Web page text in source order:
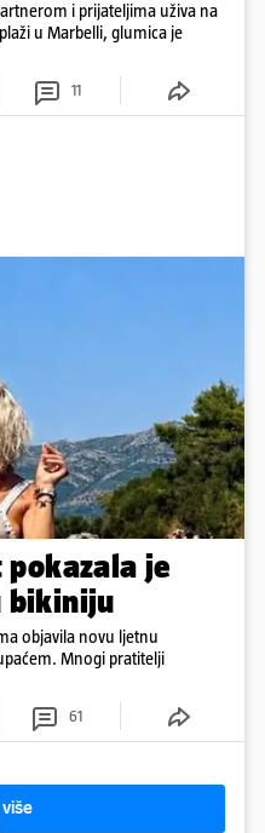
i prijateljima uživa na
u Marbelli, glumica je
11
pokazala je
bikiniju
objavila novu ljetnu
Mnogi pratitelji
61